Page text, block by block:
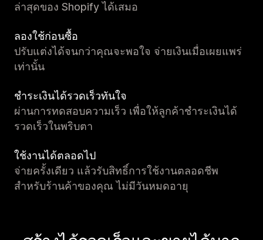
ล่าสุดของ Shopify ได้เสมอ
ลองใช้ก่อนซื้อ
ปรับแต่งได้จนกว่าคุณจะพอใจ จ่ายเงินเมื่อเผยแพร่
เท่านั้น
ชำระเงินได้รวดเร็วทันใจ
ผ่านการทดสอบความเร็ว เพื่อให้ลูกค้าชำระเงินได้
รวดเร็วในพริบตา
ใช้งานได้ตลอดไป
จ่ายครั้งเดียว แล้วรับสิทธิ์การใช้งานตลอดชีพ
สำหรับร้านค้าของคุณ ไม่มีวันหมดอายุ